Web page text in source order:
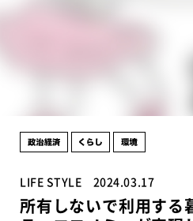
LIFE STYLE 2024.03.17
所有しないで利用する